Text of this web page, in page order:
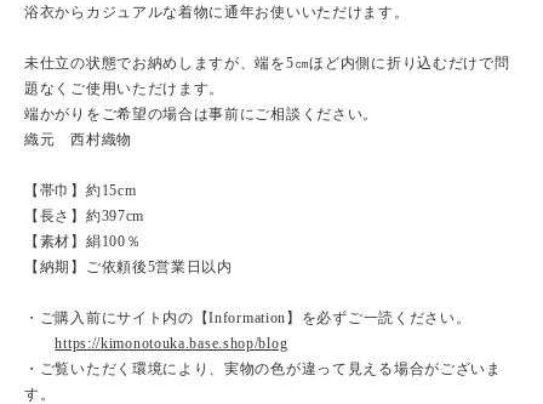
浴衣からカジュアルな着物に通年お使いいただけます。
未仕立の状態でお納めしますが、端を5㎝ほど内側に折り込むだけで問
題なくご使用いただけます。
端かがりをご希望の場合は事前にご相談ください。
織元 西村織物
【帯巾】約15cm
【長さ】約397cm
【素材】絹100％
【納期】ご依頼後5営業日以内
・ご購入前にサイト内の【Information】を必ずご一読ください。
https://kimonotouka.base.shop/blog
・ご覧いただく環境により、実物の色が違って見える場合がございま
す。